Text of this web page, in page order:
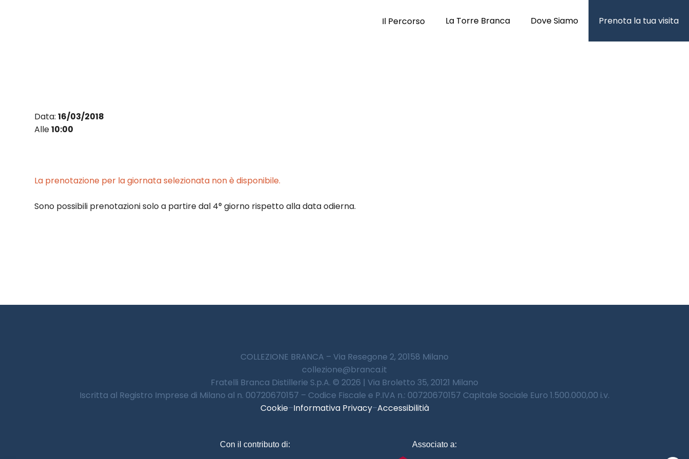
Il Percorso La Torre Branca Dove Siamo Prenota la tua visita
Data:16/03/2018
Alle10:00
La prenotazione per la giornata selezionata non è disponibile.
Sono possibili prenotazioni solo a partire dal 4° giorno rispetto alla data odierna.
COLLEZIONE BRANCA – Via Resegone 2, 20158 Milano
collezione@branca.it
Fratelli Branca Distillerie S.p.A. © 2026 | Via Broletto 35, 20121 Milano
Iscritta al Registro Imprese di Milano al n. 00720670157 – Codice Fiscale e P.IVA n.: 00720670157 Capitale Sociale Euro 1.500.000,00 i.v.
Cookie–Informativa Privacy–Accessibilitià
Con il contributo di: Associato a: